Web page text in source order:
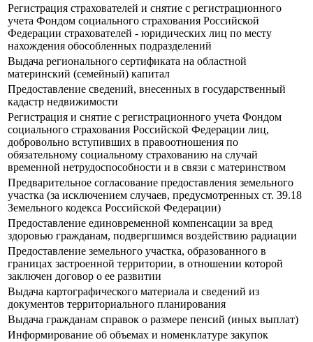
Регистрация страхователей и снятие с регистрационного
учета Фондом социального страхования Российской
Федерации страхователей - юридических лиц по месту
нахождения обособленных подразделений
Выдача регионального сертификата на областной
материнский (семейный) капитал
Предоставление сведений, внесенных в государственный
кадастр недвижимости
Регистрация и снятие с регистрационного учета Фондом
социального страхования Российской Федерации лиц,
добровольно вступивших в правоотношения по
обязательному социальному страхованию на случай
временной нетрудоспособности и в связи с материнством
Предварительное согласование предоставления земельного
участка (за исключением случаев, предусмотренных ст. 39.18
Земельного кодекса Российской Федерации)
Предоставление единовременной компенсации за вред
здоровью гражданам, подвергшимся воздействию радиации
Предоставление земельного участка, образованного в
границах застроенной территории, в отношении которой
заключен договор о ее развитии
Выдача картографического материала и сведений из
документов территориального планирования
Выдача гражданам справок о размере пенсий (иных выплат)
Информирование об объемах и номенклатуре закупок